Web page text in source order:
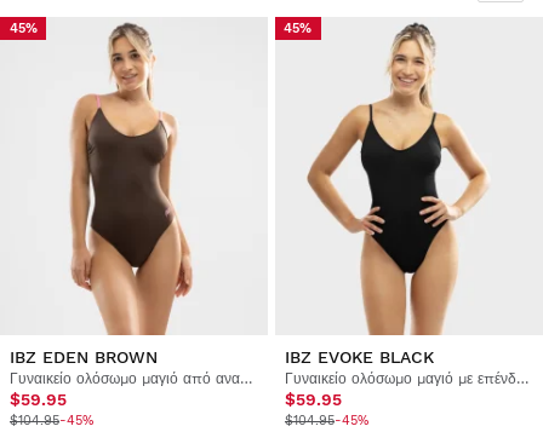
45%
IBZ EDEN BROWN
Γυναικείο ολόσωμο μαγιό από ανακυκλωμένο ύφασμα
$59.95
$104.95-45%
45%
IBZ EVOKE BLACK
Γυναικείο ολόσωμο μαγιό με επένδυση
$59.95
$104.95-45%